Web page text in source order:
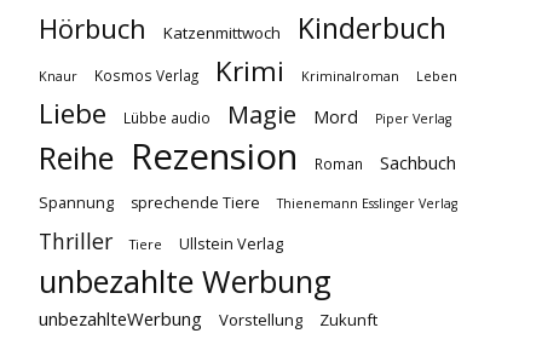
Hörbuch Katzenmittwoch Kinderbuch
Knaur Kosmos Verlag Krimi Kriminalroman Leben
Liebe Lübbe audio Magie Mord Piper Verlag
Reihe Rezension Roman Sachbuch
Spannung sprechende Tiere Thienemann Esslinger Verlag
Thriller Tiere Ullstein Verlag
unbezahlte Werbung
unbezahlteWerbung Vorstellung Zukunft